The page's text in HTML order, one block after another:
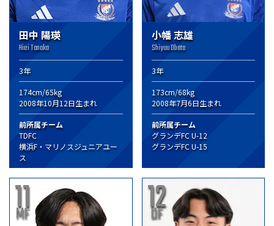
田中 陽瑛
Hiei Tanaka
3年
174cm/65kg
2008年10月12日生まれ
前所属チーム
TDFC
横浜F・マリノスジュニアユー
ス
小幡 志雄
Shiyuu Obata
3年
173cm/68kg
2008年7月6日生まれ
前所属チーム
グランデFC U-12
グランデFC U-15
11
MF 12
DF